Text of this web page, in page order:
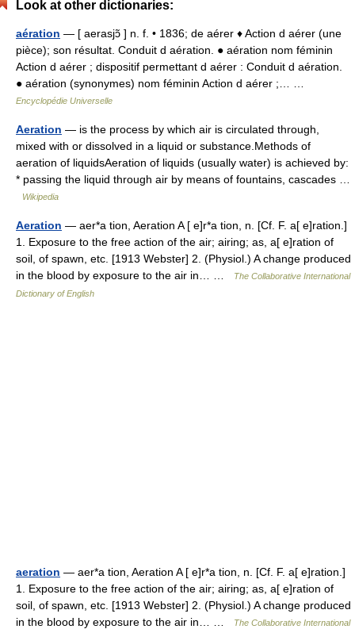
Look at other dictionaries:
aération — [ aerasjɔ̃ ] n. f. • 1836; de aérer ♦ Action d aérer (une
pièce); son résultat. Conduit d aération. ● aération nom féminin
Action d aérer ; dispositif permettant d aérer : Conduit d aération.
● aération (synonymes) nom féminin Action d aérer ;… …
Encyclopédie Universelle
Aeration — is the process by which air is circulated through,
mixed with or dissolved in a liquid or substance.Methods of
aeration of liquidsAeration of liquids (usually water) is achieved by:
* passing the liquid through air by means of fountains, cascades …
Wikipedia
Aeration — aer*a tion, Aeration A [ e]r*a tion, n. [Cf. F. a[ e]ration.]
1. Exposure to the free action of the air; airing; as, a[ e]ration of
soil, of spawn, etc. [1913 Webster] 2. (Physiol.) A change produced
in the blood by exposure to the air in… …
The Collaborative International
Dictionary of English
aeration — aer*a tion, Aeration A [ e]r*a tion, n. [Cf. F. a[ e]ration.]
1. Exposure to the free action of the air; airing; as, a[ e]ration of
soil, of spawn, etc. [1913 Webster] 2. (Physiol.) A change produced
in the blood by exposure to the air in… …
The Collaborative International